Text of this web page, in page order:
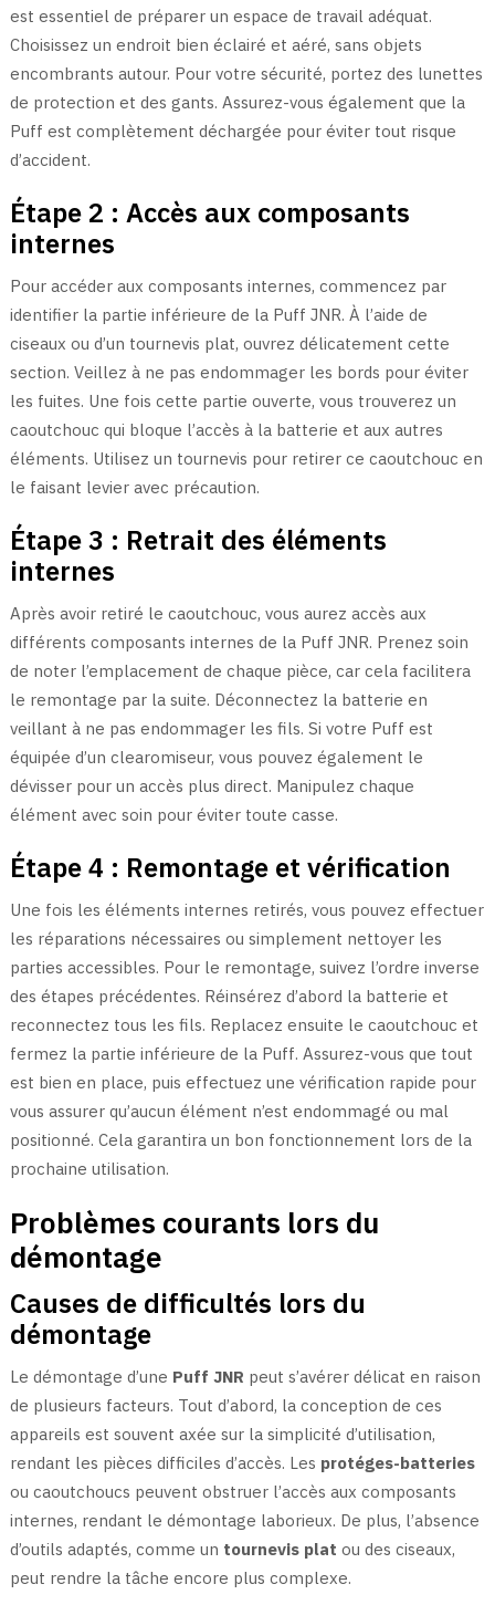
est essentiel de préparer un espace de travail adéquat.
Choisissez un endroit bien éclairé et aéré, sans objets
encombrants autour. Pour votre sécurité, portez des lunettes
de protection et des gants. Assurez-vous également que la
Puff est complètement déchargée pour éviter tout risque
d’accident.
Étape 2 : Accès aux composants
internes
Pour accéder aux composants internes, commencez par
identifier la partie inférieure de la Puff JNR. À l’aide de
ciseaux ou d’un tournevis plat, ouvrez délicatement cette
section. Veillez à ne pas endommager les bords pour éviter
les fuites. Une fois cette partie ouverte, vous trouverez un
caoutchouc qui bloque l’accès à la batterie et aux autres
éléments. Utilisez un tournevis pour retirer ce caoutchouc en
le faisant levier avec précaution.
Étape 3 : Retrait des éléments
internes
Après avoir retiré le caoutchouc, vous aurez accès aux
différents composants internes de la Puff JNR. Prenez soin
de noter l’emplacement de chaque pièce, car cela facilitera
le remontage par la suite. Déconnectez la batterie en
veillant à ne pas endommager les fils. Si votre Puff est
équipée d’un clearomiseur, vous pouvez également le
dévisser pour un accès plus direct. Manipulez chaque
élément avec soin pour éviter toute casse.
Étape 4 : Remontage et vérification
Une fois les éléments internes retirés, vous pouvez effectuer
les réparations nécessaires ou simplement nettoyer les
parties accessibles. Pour le remontage, suivez l’ordre inverse
des étapes précédentes. Réinsérez d’abord la batterie et
reconnectez tous les fils. Replacez ensuite le caoutchouc et
fermez la partie inférieure de la Puff. Assurez-vous que tout
est bien en place, puis effectuez une vérification rapide pour
vous assurer qu’aucun élément n’est endommagé ou mal
positionné. Cela garantira un bon fonctionnement lors de la
prochaine utilisation.
Problèmes courants lors du
démontage
Causes de difficultés lors du
démontage
Le démontage d’une Puff JNR peut s’avérer délicat en raison
de plusieurs facteurs. Tout d’abord, la conception de ces
appareils est souvent axée sur la simplicité d’utilisation,
rendant les pièces difficiles d’accès. Les protéges-batteries
ou caoutchoucs peuvent obstruer l’accès aux composants
internes, rendant le démontage laborieux. De plus, l’absence
d’outils adaptés, comme un tournevis plat ou des ciseaux,
peut rendre la tâche encore plus complexe.